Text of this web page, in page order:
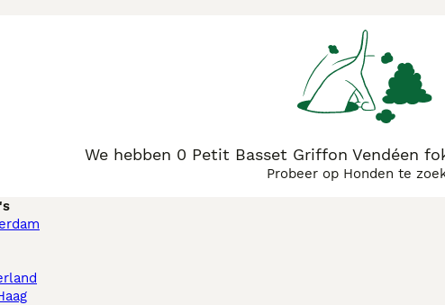
We hebben 0 Petit Basset Griffon Vendéen
Probeer op Honden te